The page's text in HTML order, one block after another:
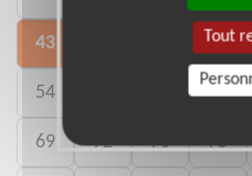
43 46
54 59
69 72 73 75
Tout